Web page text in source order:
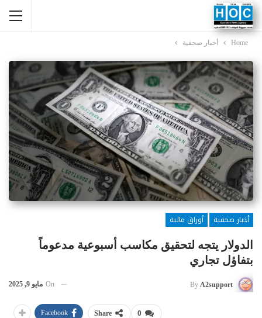
Home أخبار صحفية
أخبار صحفية
أوراق مالية
الدولار يتجه لتحقيق مكاسب أسبوعية مدعوماً
بتفاؤل تجاري
By A2support
On مايو 9, 2025
0
Share
Facebook